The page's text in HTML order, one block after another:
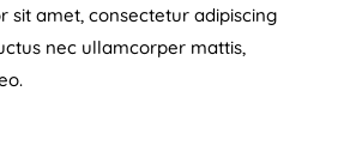
sit amet, consectetur adipiscing
nec ullamcorper mattis,